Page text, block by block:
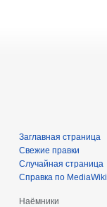
Заглавная страница
Свежие правки
Случайная страница
Справка по MediaWiki
Наёмники